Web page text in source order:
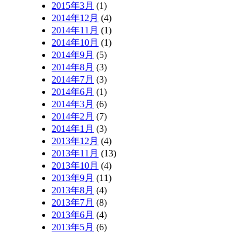
2015年3月 (1)
2014年12月 (4)
2014年11月 (1)
2014年10月 (1)
2014年9月 (5)
2014年8月 (3)
2014年7月 (3)
2014年6月 (1)
2014年3月 (6)
2014年2月 (7)
2014年1月 (3)
2013年12月 (4)
2013年11月 (13)
2013年10月 (4)
2013年9月 (11)
2013年8月 (4)
2013年7月 (8)
2013年6月 (4)
2013年5月 (6)